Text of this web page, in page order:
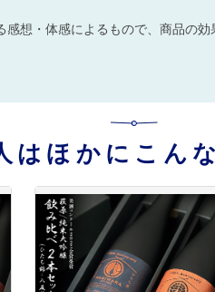
想・体感によるもので、商品の効
はほかにこん